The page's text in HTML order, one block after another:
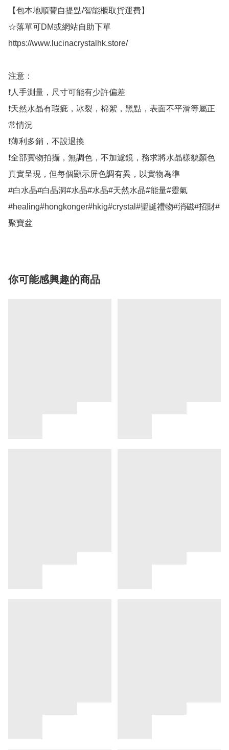
【包本地順豐自提點/智能櫃取貨運費】
☆落單可DM或網站自助下單
https://www.lucinacrystalhk.store/
注意：
❗人手測量，尺寸可能有少許偏差
❗天然水晶有瑕疵，冰裂，棉絮，黑點，表面不平滑等屬正
常情況
❗薄利多銷，不設退換
❗全部實物拍攝，無調色，不加濾鏡，務求將水晶樣貌顏色
真實呈現，但每個顯示屏色調有異，以實物為準
#白水晶#白晶洞#水晶#水晶#天然水晶#能量#靈氣
#healing#hongkonger#hkig#crystal#聖誕禮物#消磁#招財#
聚寶盆
你可能感興趣的商品